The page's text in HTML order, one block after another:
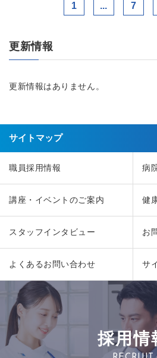
1 ... 7
更新情報
更新情報はありません。
サイトマップ
職員採用情報 病
講座・イベントのご案内 健
スタッフインタビュー お
よくあるお問い合わせ サ
採用情